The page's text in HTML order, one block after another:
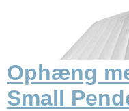
Ophæng
Small